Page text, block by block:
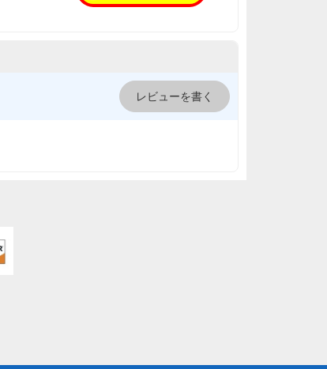
レビューを書く